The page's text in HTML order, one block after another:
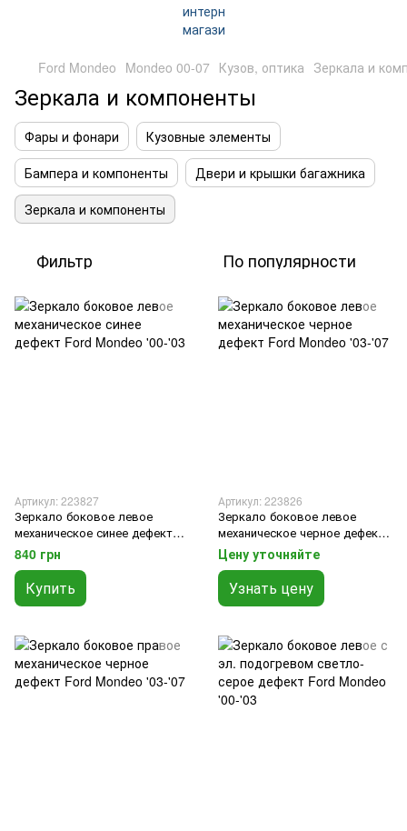
Ford Mondeo Mondeo 00-07 Кузов, оптика Зеркала и
Зеркала и компоненты
Фары и фонари
Кузовные элементы
Бампера и компоненты
Двери и крышки багажника
Зеркала и компоненты
Фильтр По популярности
Артикул: 223827
Зеркало боковое левое
механическое синее дефект
Ford Mondeo '00-'03
840 грн
Купить
Артикул: 223826
Зеркало боковое левое
механическое черное дефект
Ford Mondeo '03-'07
Цену уточняйте
Узнать цену